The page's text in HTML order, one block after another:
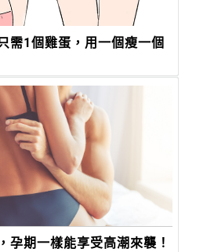
需1個雞蛋，用一個瘦一個
孕期一樣能享受高潮來襲！